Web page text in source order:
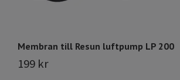
Membran till Resun luftpump LP 200
199 kr